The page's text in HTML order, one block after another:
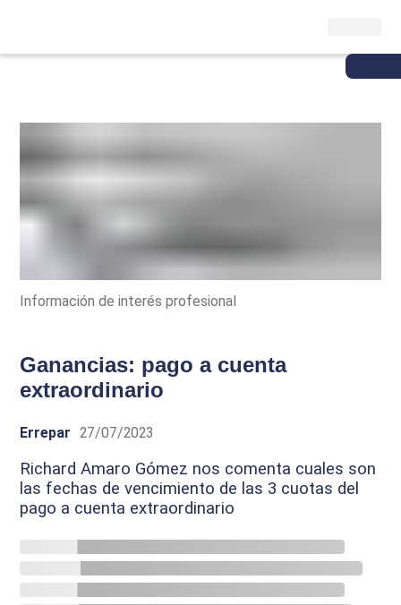
Información de interés profesional
Ganancias: pago a cuenta
extraordinario
Errepar 27/07/2023
Richard Amaro Gómez nos comenta cuales son
las fechas de vencimiento de las 3 cuotas del
pago a cuenta extraordinario